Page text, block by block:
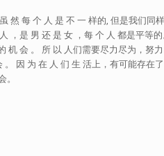
然 每 个 人 是 不 一 样的, 但是我们
，是 男 还 是 女 ，每 个 人 都是平
机 会 。 所 以 人们需要尽力尽为，努
。 因 为 在 人 们 生 活上，有可能存在
。